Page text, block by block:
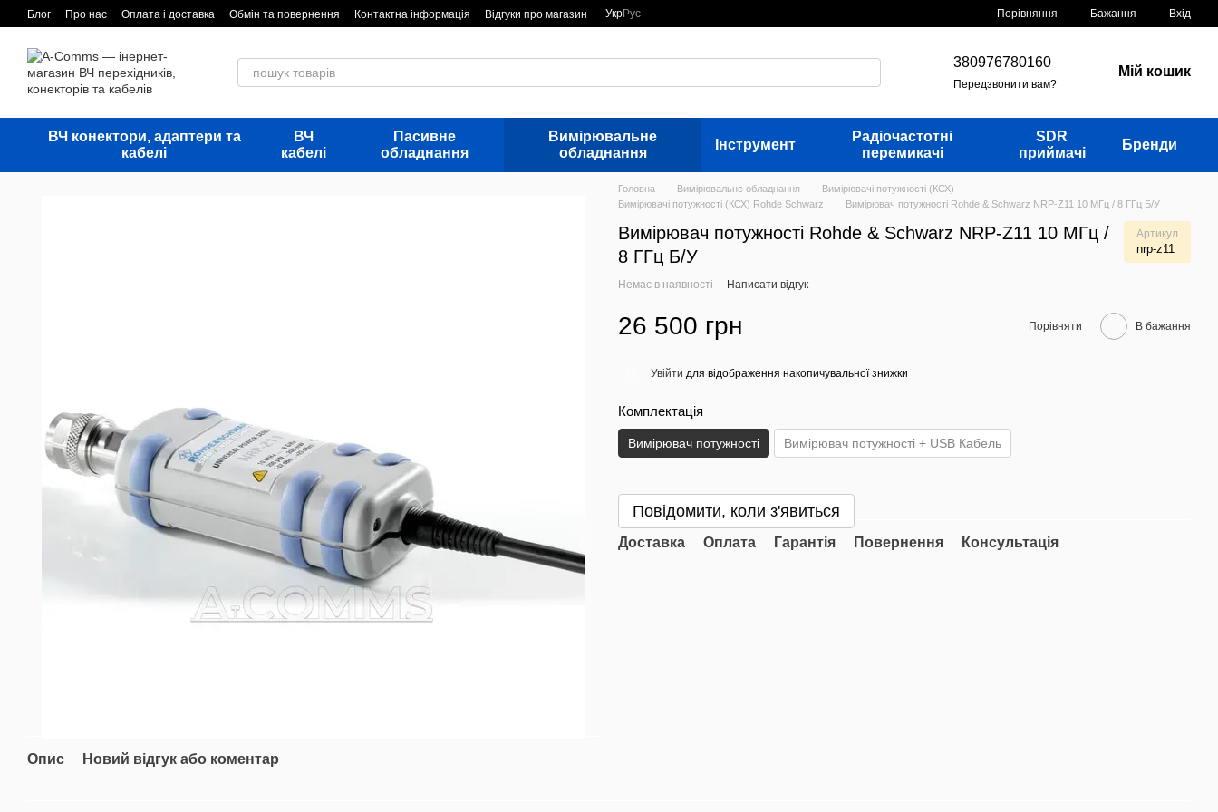
Перейти до основного контенту
Блог Про нас Оплата і доставка Обмін та повернення Контактна інформація Відгуки про магазин УкрРус Порівняння Бажання Вхід
380976780160
Передзвонити вам?
Мій кошик
ВЧ конектори, адаптери та
кабелі
ВЧ
кабелі
Пасивне
обладнання
Вимірювальне
обладнання
Інструмент
Радіочастотні
перемикачі
SDR
приймачі
Бренди
Опис Новий відгук або коментар
Головна Вимірювальне обладнання
Вимірювачі потужності (КСХ)
Вимірювачі потужності (КСХ) Rohde Schwarz
Вимірювач потужності Rohde & Schwarz NRP-Z11 10 МГц / 8 ГГц Б/У
Вимірювач потужності Rohde & Schwarz NRP-Z11 10 МГц /
8 ГГц Б/У
Артикул
nrp-z11
Немає в наявності Написати відгук
26 500 грн Порівняти В бажання
Увійти для відображення накопичувальної знижки
Комплектація
Вимірювач потужності Вимірювач потужності + USB Кабель
Повідомити, коли з'явиться
Доставка Оплата Гарантія Повернення Консультація